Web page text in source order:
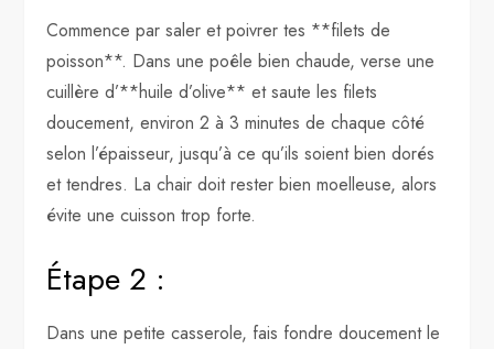
Commence par saler et poivrer tes **filets de
poisson**. Dans une poêle bien chaude, verse une
cuillère d’**huile d’olive** et saute les filets
doucement, environ 2 à 3 minutes de chaque côté
selon l’épaisseur, jusqu’à ce qu’ils soient bien dorés
et tendres. La chair doit rester bien moelleuse, alors
évite une cuisson trop forte.
Étape 2 :
Dans une petite casserole, fais fondre doucement le